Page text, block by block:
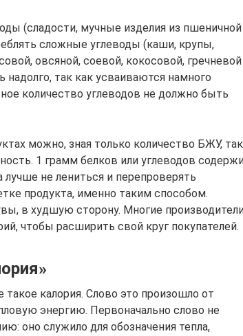
(сладости, мучные изделия из пшеничной
сложные углеводы (каши, крупы,
овсяной, соевой, кокосовой, гречневой
так как усваиваются намного
количество углеводов не должно быть
можно, зная только количество БЖУ, так
1 грамм белков или углеводов
не лениться и перепроверять
продукта, именно таким способом.
в худшую сторону. Многие
чтобы расширить свой круг покупателей.
калория. Слово это произошло от
энергию. Первоначально слово не
оно служило для обозначения тепла,